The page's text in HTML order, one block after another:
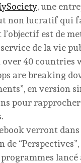
, une
non lucratif qui
est de
de la vie
over 40 countries
are breaking
en version
pour
verront
“Perspectives”,
lancé